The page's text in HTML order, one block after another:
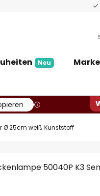
Neu
Ø 25cm weiß Kunststoff
50040P K3